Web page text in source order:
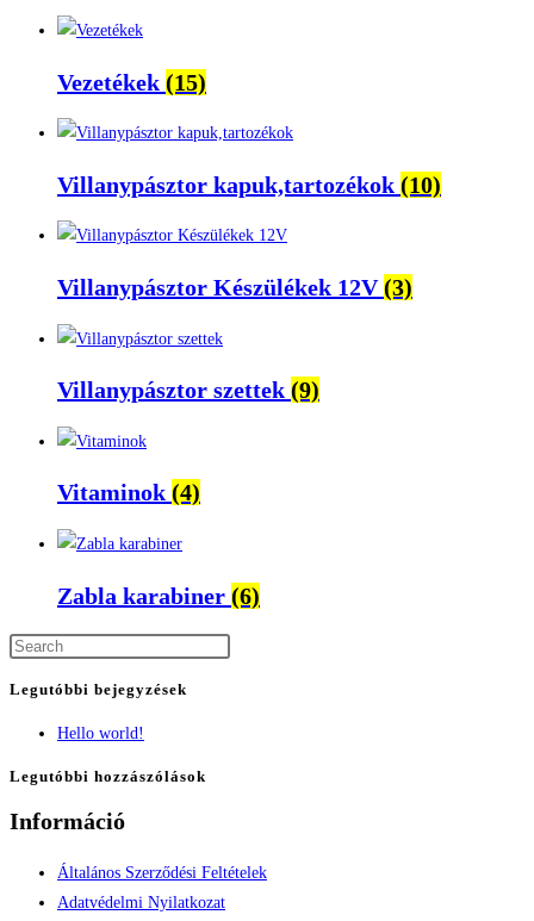
Vezetékek (15)
Villanypásztor kapuk,tartozékok (10)
Villanypásztor Készülékek 12V(3)
Villanypásztor szettek (9)
Vitaminok (4)
Zabla karabiner (6)
Legutóbbi bejegyzések
Hello world!
Legutóbbi hozzászólások
Információ
Általános Szerződési Feltételek
Adatvédelmi Nyilatkozat